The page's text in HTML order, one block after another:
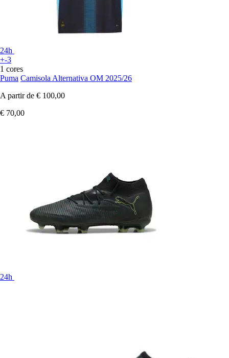
24h
+-3
1 cores
Puma Camisola Alternativa OM 2025/26
A partir de € 100,00
€ 70,00
24h